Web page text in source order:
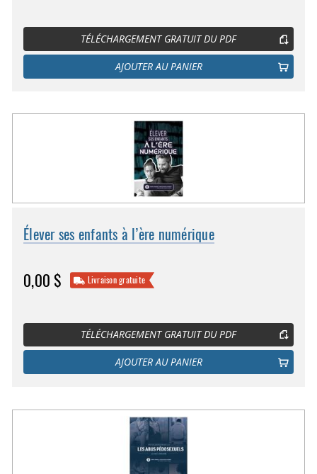
TÉLÉCHARGEMENT GRATUIT DU PDF
AJOUTER AU PANIER
Élever ses enfants à l’ère numérique
0,00 $ Livraison gratuite
TÉLÉCHARGEMENT GRATUIT DU PDF
AJOUTER AU PANIER